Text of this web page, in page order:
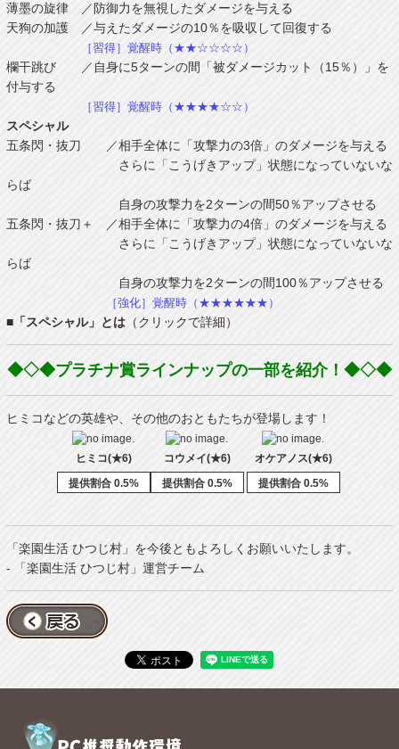
薄墨の旋律 ／防御力を無視したダメージを与える
天狗の加護 ／与えたダメージの10％を吸収して回復する
［習得］覚醒時（★★☆☆☆☆）
欄干跳び ／自身に5ターンの間「被ダメージカット（15％）」を
付与する
［習得］覚醒時（★★★★☆☆）
スペシャル
五条閃・抜刀 ／相手全体に「攻撃力の3倍」のダメージを与える
さらに「こうげきアップ」状態になっていないな
らば
自身の攻撃力を2ターンの間50％アップさせる
五条閃・抜刀＋ ／相手全体に「攻撃力の4倍」のダメージを与える
さらに「こうげきアップ」状態になっていないな
らば
自身の攻撃力を2ターンの間100％アップさせる
［強化］覚醒時（★★★★★★）
■「スペシャル」とは （クリックで詳細）
◆◇◆プラチナ賞ラインナップの一部を紹介！◆◇◆
ヒミコなどの英雄や、その他のおともたちが登場します！
ヒミコ(★6)
提供割合 0.5%
コウメイ(★6)
提供割合 0.5%
オケアノス(★6)
提供割合 0.5%
「楽園生活 ひつじ村」を今後ともよろしくお願いいたします。
- 「楽園生活 ひつじ村」運営チーム